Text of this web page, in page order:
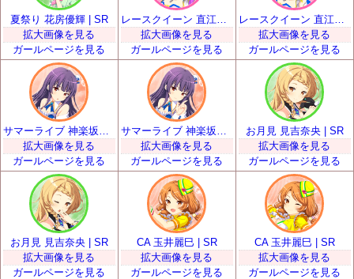
夏祭り 花房優輝 | SR
拡大画像を見る
ガールページを見る
拡大画像を見る
ガールページを見る
拡大画像を見る
ガールページを見る
拡大画像を見る
ガールページを見る
拡大画像を見る
ガールページを見る
お月見 見吉奈央 | SR
拡大画像を見る
ガールページを見る
お月見 見吉奈央 | SR
拡大画像を見る
ガールページを見る
CA 玉井麗巳 | SR
拡大画像を見る
ガールページを見る
CA 玉井麗巳 | SR
拡大画像を見る
ガールページを見る